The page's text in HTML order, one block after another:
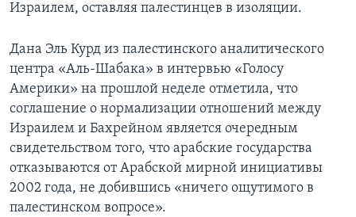
Израилем, оставляя палестинцев в изоляции.
Дана Эль Курд из палестинского аналитического
центра «Аль-Шабака» в интервью «Голосу
Америки» на прошлой неделе отметила, что
соглашение о нормализации отношений между
Израилем и Бахрейном является очередным
свидетельством того, что арабские государства
отказываются от Арабской мирной инициативы
2002 года, не добившись «ничего ощутимого в
палестинском вопросе».